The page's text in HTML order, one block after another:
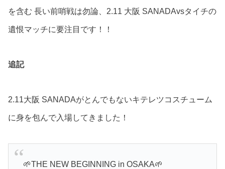
を含む 長い前哨戦は勿論、2.11 大阪 SANADAvsタイチの
遺恨マッチに要注目です！！
追記
2.11大阪 SANADAがとんでもないキテレツコスチューム
に身を包んで入場してきました！
🌱THE NEW BEGINNING in OSAKA🌱